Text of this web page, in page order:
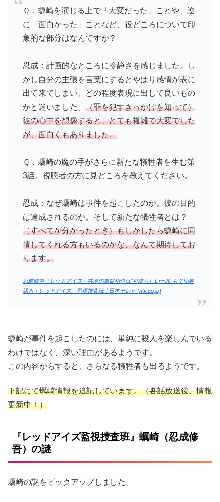
Ｑ．蠣崎を演じる上で「大変だった」ことや、逆
に「面白かった」ことなど、役どころについて印
象的な部分はなんですか？
忍成：計画的なところに冷静さを感じました。し
かし自分の主張を言葉にするとやはり感情が表に
出て来てしまい、どの程度表現に出して良いもの
かと迷いました。 （罪を犯すきっかけを知って）
彼の心中を想像すると、とても複雑で大変でした
が、面白くもありました。
Ｑ．蠣崎の魔の手がさらに新たな犠牲者を生む第
3話。視聴者の方に見どころを教えてください。
忍成：なぜ蠣崎は事件を起こしたのか。彼の目的
は達成されるのか。そして新たな犠牲者とは？
（すべてが分かったとき）もしかしたら蠣崎に同
情してくれる方もいるのかな、なんて期待してお
ります。
忍成修吾「レッドアイズ」共演の亀梨和也は“可愛らしい一面”も？印象
語る｜レッドアイズ 監視捜査班｜日本テレビ (ntv.co.jp)
蠣崎が事件を起こしたのには、単純に殺人を楽しんでいる
わけではなく、深い理由があるようです。
この内容からすると、さらなる犠牲者も出るようです。
下記にて蠣崎情報を追記しています。（各話放送後、情報
更新中！）
『レッドアイズ監視捜査班』蠣崎（忍成修
吾）の謎
蠣崎の謎をピックアップしました。